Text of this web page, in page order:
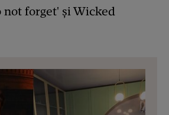
not forget' și Wicked